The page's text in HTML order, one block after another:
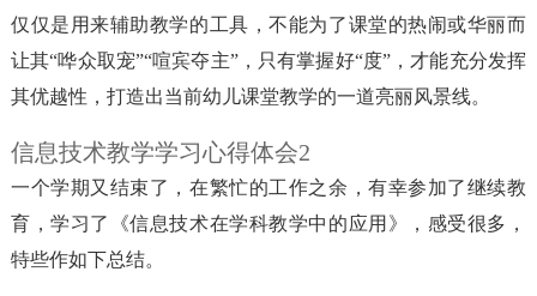
仅仅是用来辅助教学的工具，不能为了课堂的热闹或华丽而
让其“哗众取宠”“喧宾夺主”，只有掌握好“度”，才能充分发挥
其优越性，打造出当前幼儿课堂教学的一道亮丽风景线。
信息技术教学学习心得体会2
一个学期又结束了，在繁忙的工作之余，有幸参加了继续教
育，学习了《信息技术在学科教学中的应用》，感受很多，
特些作如下总结。